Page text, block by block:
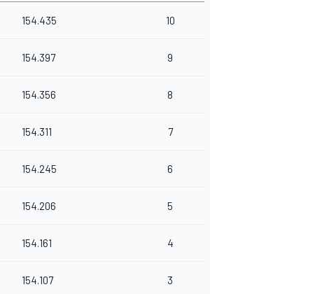
154.435 10
154.397 9
154.356 8
154.311 7
154.245 6
154.206 5
154.161 4
154.107 3